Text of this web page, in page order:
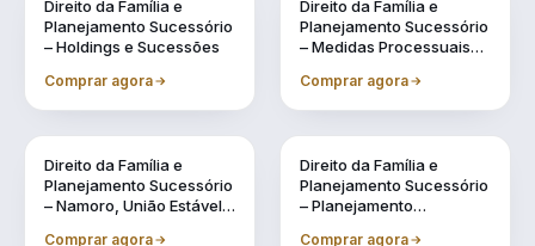
Direito da Família e
Planejamento Sucessório
– Holdings e Sucessões
Comprar agora
Direito da Família e
Planejamento Sucessório
– Medidas Processuais
Comprar agora
Direito da Família e
Planejamento Sucessório
– Namoro, União Estável e
Comprar agora
Direito da Família e
Planejamento Sucessório
– Planejamento
Comprar agora